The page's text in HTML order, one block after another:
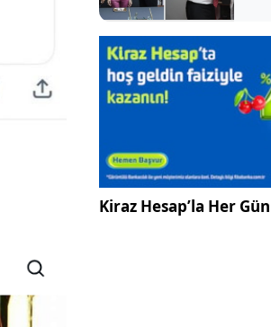
Kiraz Hesap’la Her